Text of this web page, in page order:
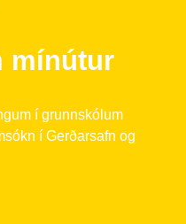
mínútur
í grunnskólum
í Gerðarsafn og